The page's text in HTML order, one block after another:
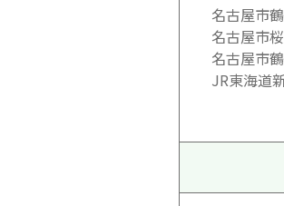
名古屋市
名古屋市
名古屋市
JR東海道